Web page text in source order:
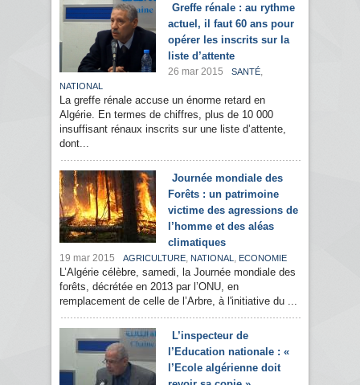
Greffe rénale : au rythme
actuel, il faut 60 ans pour
opérer les inscrits sur la
liste d’attente
26 mar 2015 SANTÉ,
NATIONAL
La greffe rénale accuse un énorme retard en
Algérie. En termes de chiffres, plus de 10 000
insuffisant rénaux inscrits sur une liste d’attente,
dont...
Journée mondiale des
Forêts : un patrimoine
victime des agressions de
l’homme et des aléas
climatiques
19 mar 2015 AGRICULTURE, NATIONAL , ECONOMIE
L’Algérie célèbre, samedi, la Journée mondiale des
forêts, décrétée en 2013 par l’ONU, en
remplacement de celle de l’Arbre, à l'initiative du ...
L’inspecteur de
l’Education nationale : «
l’Ecole algérienne doit